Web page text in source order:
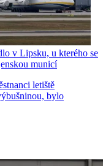
v Lipsku, u kterého se
municí
letiště
bylo